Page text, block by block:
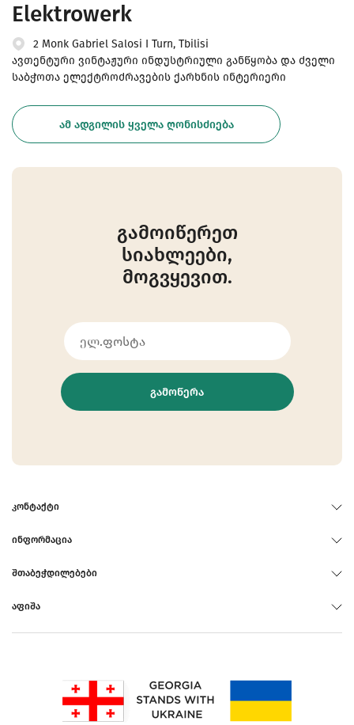
Elektrowerk
2 Monk Gabriel Salosi I Turn, Tbilisi
ავთენტური ვინტაჟური ინდუსტრიული განწყობა და ძველი
საბჭოთა ელექტროძრავების ქარხნის ინტერიერი
ᲐᲛ ᲐᲓᲒᲘᲚᲘᲡ ᲧᲕᲔᲚᲐ ᲦᲝᲜᲘᲡᲫᲘᲔᲑᲐ
გამოიწერეთ
სიახლეები,
მოგვყევით.
ᲒᲐᲛᲝᲬᲔᲠᲐ
ᲙᲝᲜᲢᲐᲥᲢᲘ
ᲘᲜᲤᲝᲠᲛᲐᲪᲘᲐ
ᲨᲗᲐᲑᲔᲭᲓᲘᲚᲔᲑᲔᲑᲘ
ᲐᲤᲘᲨᲐ